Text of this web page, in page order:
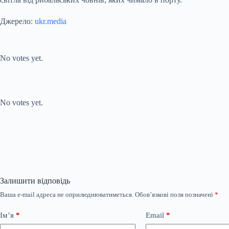
Джерело: ukr.media
No votes yet.
No votes yet.
Залишити відповідь
Ваша e-mail адреса не оприлюднюватиметься. Обов’язкові поля позначені *
Ім’я * Email *